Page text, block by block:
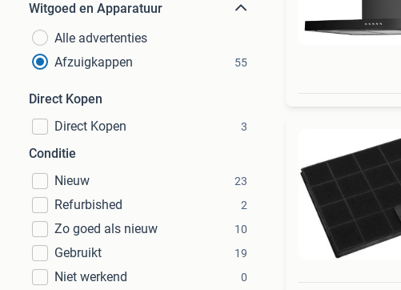
Witgoed en Apparatuur
Alle advertenties
Afzuigkappen
55
Direct Kopen
Direct Kopen
3
Conditie
Nieuw
23
Refurbished 2
Zo goed als nieuw 10
Gebruikt 19
Niet werkend 0